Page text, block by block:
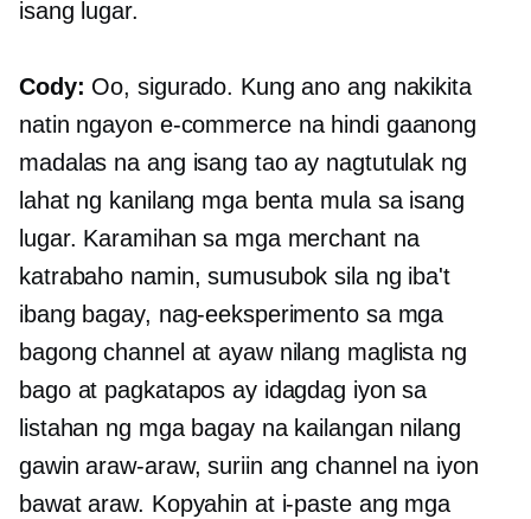
isang lugar.
Cody: Oo, sigurado. Kung ano ang nakikita
natin ngayon e-commercena hindi gaanong
madalas na ang isang tao ay nagtutulak ng
lahat ng kanilang mga benta mula sa isang
lugar. Karamihan sa mga merchant na
katrabaho namin, sumusubok sila ng iba't
ibang bagay, nag-eeksperimento sa mga
bagong channel at ayaw nilang maglista ng
bago at pagkatapos ay idagdag iyon sa
listahan ng mga bagay na kailangan nilang
gawin araw-araw, suriin ang channel na iyon
bawat araw. Kopyahin at i-paste ang mga